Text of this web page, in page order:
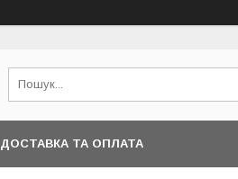
ДОСТАВКА ТА ОПЛАТА